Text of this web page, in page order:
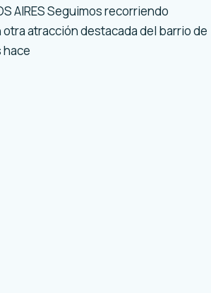
AIRES Seguimos recorriendo
atracción destacada del barrio de
hace